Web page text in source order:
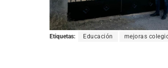
Etiquetas: Educación mejoras